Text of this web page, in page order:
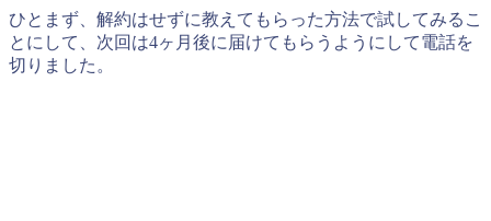
ひとまず、解約はせずに教えてもらった方法で試してみるこ
とにして、次回は4ヶ月後に届けてもらうようにして電話を
切りました。